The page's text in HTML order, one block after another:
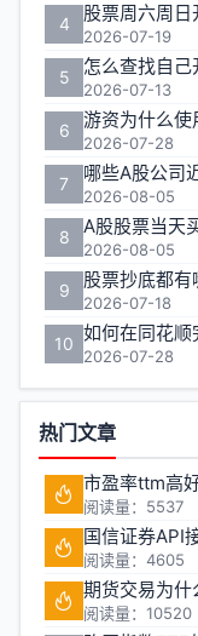
4 股票周六周日
2026-07-19
5 怎么查找自己
2026-07-13
6 游资为什么使
2026-07-28
7 哪些A股公司
2026-08-05
8 A股股票当天
2026-08-05
9 股票抄底都
2026-07-18
10 如何在同花
2026-07-28
热门文章
市盈率ttm高
阅读量：5537
国信证券API
阅读量：4605
期货交易为
阅读量：10520